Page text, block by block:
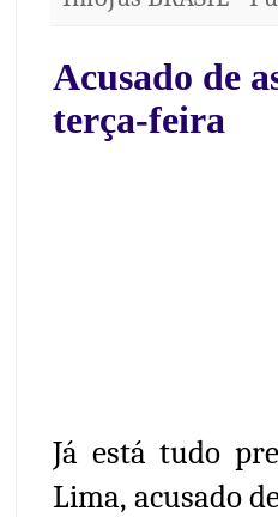
Acusado de
terça-feira
Já está tudo
Lima, acusado